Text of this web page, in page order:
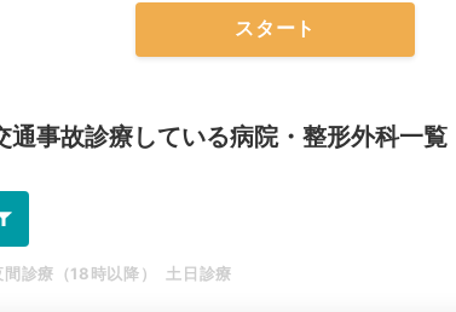
スタート
通事故診療している病院・整形外科一覧
間診療（18時以降） 土日診療